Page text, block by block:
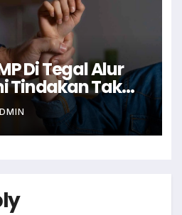
Di Tegal Alur
Tindakan Tak